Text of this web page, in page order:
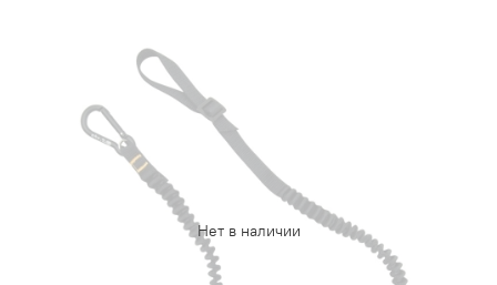
Нет в наличии